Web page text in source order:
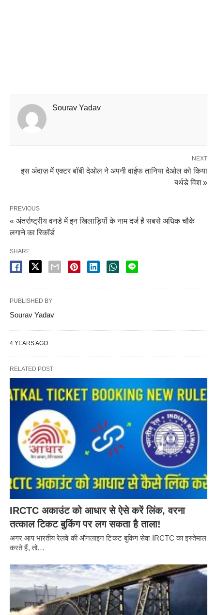
Sourav Yadav
NEXT
इस अंदाज़ में एक्टर बॉबी देओल ने अपनी वाईफ तानिया देओल को किया
बर्थडे विश »
PREVIOUS
« अंतर्राष्ट्रीय वनडे में इन खिलाड़ियों के नाम दर्ज है सबसे अधिक चौके
लगाने का रिकॉर्ड
SHARE
PUBLISHED BY
Sourav Yadav
4 YEARS AGO
RELATED POST
IRCTC अकाउंट को आधार से ऐसे करें लिंक, वरना
तत्काल टिकट बुकिंग पर लग सकता है ताला!
अगर आप भारतीय रेलवे की ऑनलाइन टिकट बुकिंग सेवा IRCTC का इस्तेमाल
करते हैं, तो…